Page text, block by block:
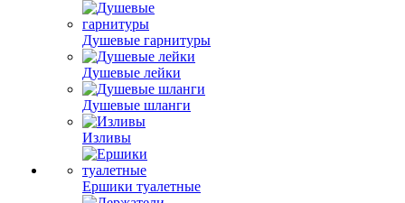
Душевые гарнитуры
Душевые лейки
Душевые шланги
Изливы
Ершики туалетные